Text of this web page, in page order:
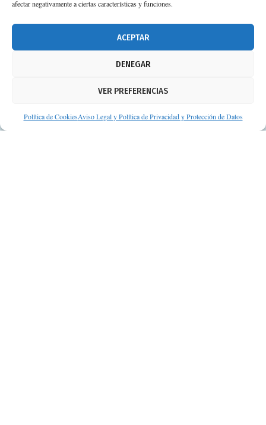
afectar negativamente a ciertas características y funciones.
ACEPTAR
DENEGAR
VER PREFERENCIAS
Política de CookiesAviso Legal y Política de Privacidad y Protección de Datos
674 02 62 03
Aviso legal
Protección de datos personales
Suscripción a Newsletter